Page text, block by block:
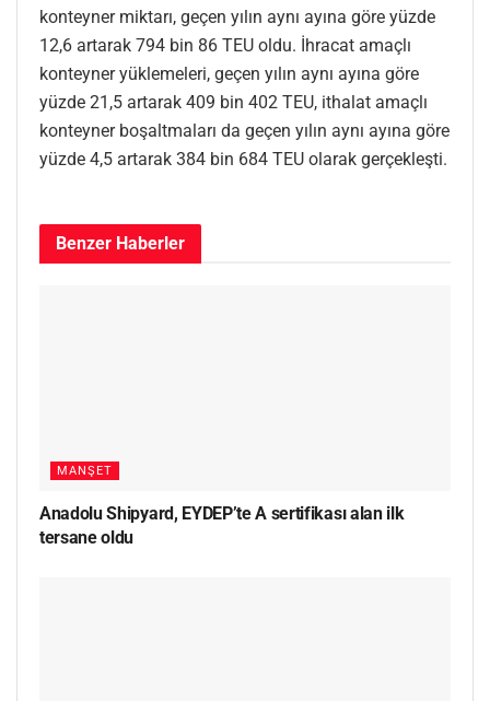
konteyner miktarı, geçen yılın aynı ayına göre yüzde
12,6 artarak 794 bin 86 TEU oldu. İhracat amaçlı
konteyner yüklemeleri, geçen yılın aynı ayına göre
yüzde 21,5 artarak 409 bin 402 TEU, ithalat amaçlı
konteyner boşaltmaları da geçen yılın aynı ayına göre
yüzde 4,5 artarak 384 bin 684 TEU olarak gerçekleşti.
Benzer Haberler
MANŞET
Anadolu Shipyard, EYDEP’te A sertifikası alan ilk
tersane oldu